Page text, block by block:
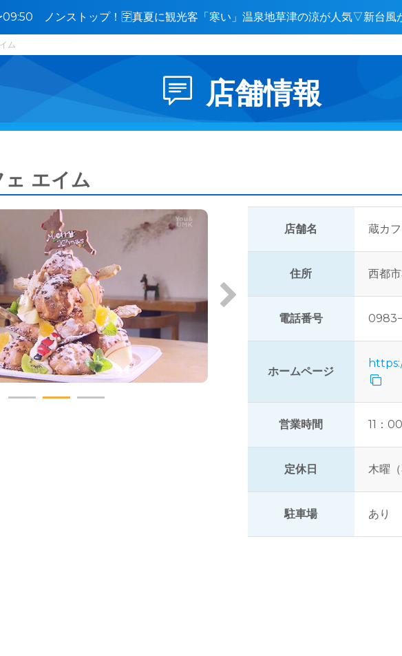
ノンストップ！🈑真夏に観光客「寒い」温泉地草津の涼が人気▽新台風
か
ム
店舗情報
ェ エイム
店舗名 蔵カ
住所 西都
電話番号
ホームページ
営業時間 11：
定休日 木曜（
駐車場 あり